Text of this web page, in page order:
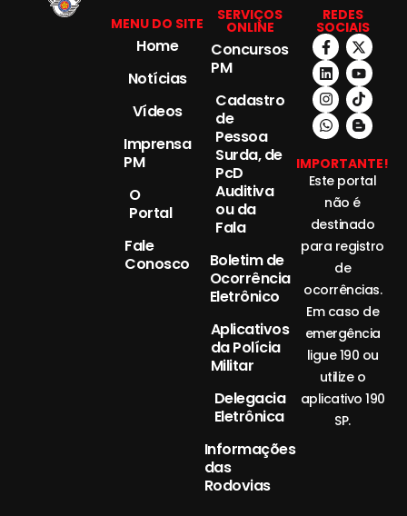
MENU DO SITE
Home
Notícias
Vídeos
Imprensa
PM
O
Portal
Fale
Conosco
SERVIÇOS
ONLINE
Concursos
PM
Cadastro
de
Pessoa
Surda, de
PcD
Auditiva
ou da
Fala
Boletim de
Ocorrência
Eletrônico
Aplicativos
da Polícia
Militar
Delegacia
Eletrônica
Informações
das
Rodovias
REDES
SOCIAIS
IMPORTANTE!
Este portal
não é
destinado
para registro
de
ocorrências.
Em caso de
emergência
ligue 190 ou
utilize o
aplicativo 190
SP.